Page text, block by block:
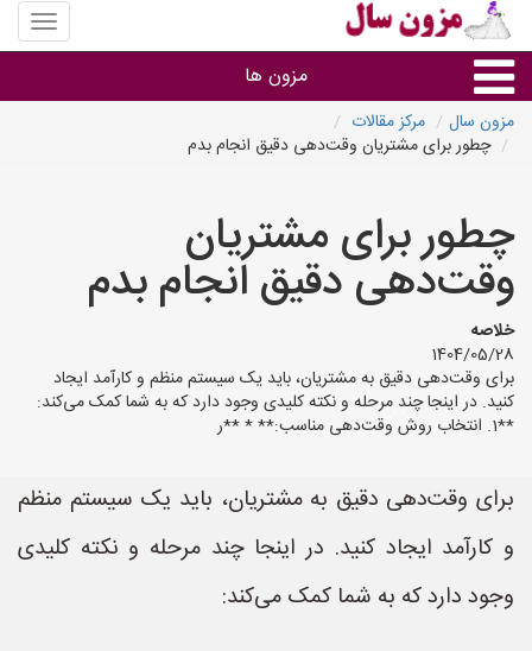
منوی
سایت
سال
مزون ها
گروه ها
استان ها
مزون سال
مرکز مقالات
چطور برای مشتریان وقت‌دهی دقیق انجام بدم
چطور برای مشتریان
وقت‌دهی دقیق انجام بدم
خلاصه
1404/05/28
برای وقت‌دهی دقیق به مشتریان، باید یک سیستم منظم و کارآمد ایجاد
کنید. در اینجا چند مرحله و نکته کلیدی وجود دارد که به شما کمک می‌کند:
**1. انتخاب روش وقت‌دهی مناسب:** * **ر
برای وقت‌دهی دقیق به مشتریان، باید یک سیستم منظم
و کارآمد ایجاد کنید. در اینجا چند مرحله و نکته کلیدی
وجود دارد که به شما کمک می‌کند: